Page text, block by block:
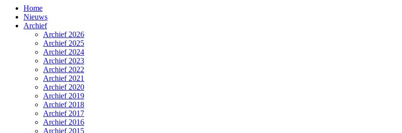
Home
Nieuws
Archief
Archief 2026
Archief 2025
Archief 2024
Archief 2023
Archief 2022
Archief 2021
Archief 2020
Archief 2019
Archief 2018
Archief 2017
Archief 2016
Archief 2015